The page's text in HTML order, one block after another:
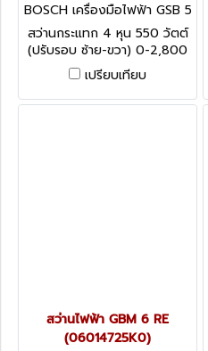
BOSCH เครื่องมือไฟฟ้า GSB 5
50 (06011A15K0)
สว่านกระแทก 4 หุน 550 วัตต์
(ปรับรอบ ซ้าย-ขวา) 0-2,800
รอบ หมุนได้ทั้งซ้าย/ขวา เหมาะ
สำหรับงานขันสกรู
เปรียบเทียบ
สว่านไฟฟ้า GBM 6 RE
(06014725K0)